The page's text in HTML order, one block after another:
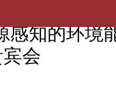
感知的环境
会